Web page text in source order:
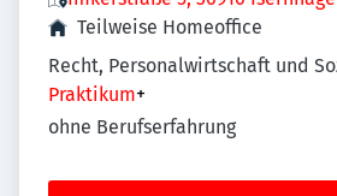
Teilweise Homeoffice
Recht, Personalwirtschaft und
Praktikum+
ohne Berufserfahrung